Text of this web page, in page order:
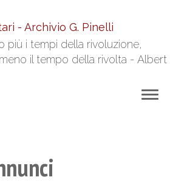
- Archivio G. Pinelli
più i tempi della rivoluzione,
il tempo della rivolta - Albert